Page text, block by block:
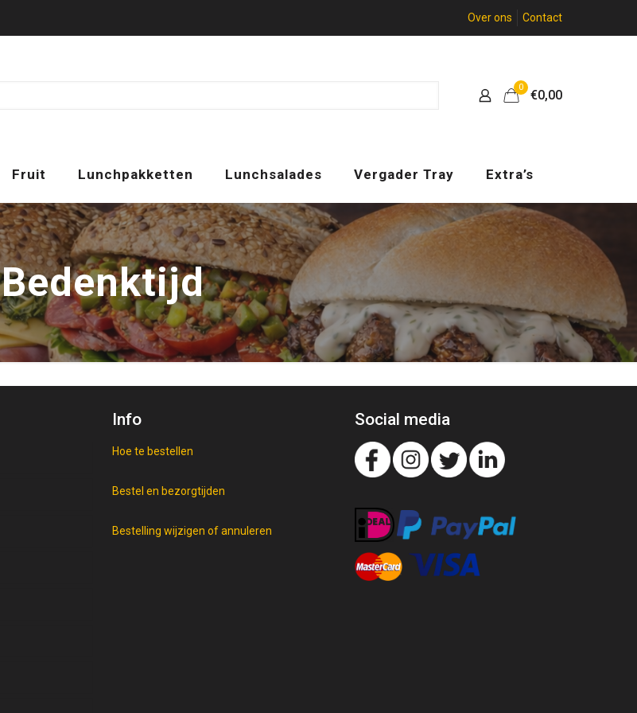
Over ons Contact
0
€0,00
Fruit Lunchpakketten Lunchsalades Vergader Tray Extra’s
Bedenktijd
Info
Hoe te bestellen
Bestel en bezorgtijden
Bestelling wijzigen of annuleren
Social media